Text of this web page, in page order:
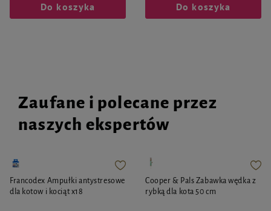
Do koszyka Do koszyka
Zaufane i polecane przez
naszych ekspertów
Francodex Ampułki antystresowe
dla kotow i kociąt x18
Cooper & Pals Zabawka wędka z
rybką dla kota 50 cm